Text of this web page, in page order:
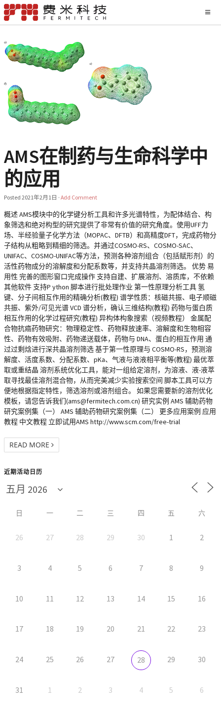
AMS在制药与生命科学中
的应用
Posted 2021年2月1日 · Add Comment
概述 AMS模块中的化学键分析工具和许多光谱特性，为配体结合、构
象筛选和绝对构型的研究提供了非常有价值的研究角度。使用UFF力
场、半经验量子化学方法（MOPAC、DFTB）和高精度DFT，完成药物分
子结构从粗略到精细的筛选。并通过COSMO-RS、COSMO-SAC、
UNIFAC、COSMO-UNIFAC等方法，预测各种溶剂组合（包括赋形剂）的
活性药物成分的溶解度和分配系数等，并支持共晶溶剂筛选。 优势 易
用性 完善的图形窗口完成操作 支持自建、扩展溶剂、溶质库，不依赖
其他软件 支持P ython 脚本进行批处理作业 第一性原理分析工具 氢
键、分子间相互作用的精确分析(教程) 谱学性质：核磁共振、电子顺磁
共振、紫外/可见光谱 VCD 谱分析，确认三维结构(教程) 药物与蛋白质
相互作用的化学过程研究(教程) 异构体构象搜索（视频教程） 金属配
合物抗癌药物研究：物理稳定性、药物释放速率、溶解度和生物相容
性、药物有效吸附、药物递送载体，药物与 DNA、蛋白的相互作用 通
过过剩焓进行深共晶溶剂筛选 基于第一性原理与 COSMO-RS，预测溶
解度、活度系数、分配系数、pKa、气液与液液相平衡等(教程) 最优萃
取或重结晶 溶剂系统优化工具，能对一组给定溶剂，为溶液、液-液萃
取寻找最佳溶剂混合物，从而完美减少实验搜索空间 脚本工具可以方
便地根据指定特性，筛选溶剂或溶剂组合。 如果您需要新的溶剂优化
模板，请您告诉我们(ams@fermitech.com.cn) 研究实例 AMS 辅助药物
研究案例集（一） AMS 辅助药物研究案例集（二） 更多应用案例 应用
教程 中文教程 立即试用AMS http://www.scm.com/free-trial
READ MORE
近期活动日历
日 一 二 三 四 五 六
26 27 28 29 30 1 2
3 4 5 6 7 8 9
10 11 12 13 14 15 16
17 18 19 20 21 22 23
24 25 26 27 28 29 30
31 1 2 3 4 5 6